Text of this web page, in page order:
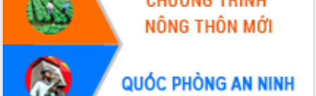
Ngày hội bầu cử đại biểu Quốc hội
khóa XVI và HĐND các cấp nhiệm kỳ
2026-2031
Đảm bảo cuộc bầu cử đại biểu Quốc
hội và đại biểu HĐND các cấp diễn ra
an toàn, hiệu quả, đúng quy định